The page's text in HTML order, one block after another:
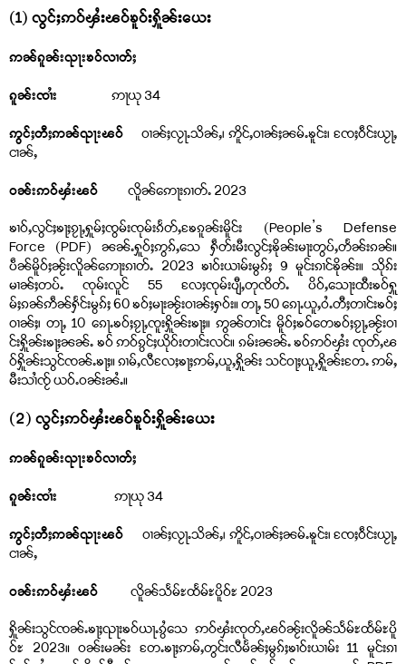
(1) လွင်ႈဢဝ်ၾႆးၽဝ်ၶူဝ်းႁိူၼ်းယေး
ဢၼ်ၵူၼ်းၺႃးၶဝ်လၢတ်ႈ
ၵူၼ်းၸၢႆး ဢႃယု 34
ဢွင်ႈတီႈဢၼ်ၺႃးၽဝ် ဝၢၼ်ႈလႂႃႉသိၼ်ႇ၊ ဢိူင်ႇဝၢၼ်ႈၼမ်ႉၶူင်း၊ ၸႄႈဝဵင်းယႂႃႇ
ငၢၼ်ႇ
ဝၼ်းဢဝ်ၾႆးၽဝ် လိူၼ်ဢေႃးၵၢတ်ႉ 2023
ၶၢဝ်ႇလွင်ႈၶႃႈၵႂႃႇႁူမ်ႈၸွမ်းၸုမ်းၵႅတ်ႇၶႄၵူၼ်းမိူင်း (People’s Defense
Force (PDF) ၼၼ်ႉႁူဝ်ႈဢွၵ်ႇသေ ႁဵတ်းမီးလွင်ႈၶိုၼ်းမႃးတွပ်ႇတႅၼ်းၵၼ်။
ပဵၼ်မိူဝ်ႈၼႂ်းလိူၼ်ဢေႃးၵၢတ်ႉ 2023 ၶၢဝ်းယၢမ်းမွၵ်ႈ 9 မူင်းၵၢင်ၶိုၼ်း။ သိုၵ်း
မၢၼ်ႈတပ်ႉ ၸုမ်းလူင် 55 လႄႈၸုမ်းပျီႇတုၸိတ်ႉ ပိဝ်ႇသေႃးထီးၶဝ်ႁူ
မ်ႈၵၼ်ဢဵၼ်ႁႅင်းမွၵ်ႈ 60 ၶဝ်ႈမႃးၼႂ်းဝၢၼ်ႈႁဝ်း။ တႃႇ 50 ၵေႃႉယူႇဝႆႉတီႈတၢင်းၶဝ်ႈ
ဝၢၼ်ႈ၊ တႃႇ 10 ၵေႃႉၶဝ်ႈၵႂႃႇၸူးႁိူၼ်းၶႃႈ။ ဢွၼ်တၢင်း မိူဝ်ႈၶဝ်တေၶဝ်ႈၵႂႃႇၼႂ်းဝၢ
င်းႁိူၼ်းၶႃႈၼၼ်ႉ ၶဝ် ဢဝ်ၵွင်ႈယိုဝ်းတၢင်းလင်။ ၵမ်းၼၼ်ႉ ၶဝ်ဢဝ်ၾႆး ၸုတ်ႇၽ
ဝ်ႁိူၼ်းသွင်ၸၼ်ႉၶႃႈ။ ၵၢမ်ႇလီလႄႈၶႃႈဢမ်ႇယူႇႁိူၼ်း သင်ဝႃႈယူႇႁိူၼ်းတႄႉ ဢမ်ႇ
မီးသၢႆၸႂ် ယဝ်ႉဝၼ်းၼႆႉ။
(2) လွင်ႈဢဝ်ၾႆးၽဝ်ၶူဝ်းႁိူၼ်းယေး
ဢၼ်ၵူၼ်းၺႃးၶဝ်လၢတ်ႈ
ၵူၼ်းၸၢႆး ဢႃယု 34
ဢွင်ႈတီႈဢၼ်ၺႃးၽဝ် ဝၢၼ်ႈလႂႃႉသိၼ်ႇ၊ ဢိူင်ႇဝၢၼ်ႈၼမ်ႉၶူင်း၊ ၸႄႈဝဵင်းယႂႃႇ
ငၢၼ်ႇ
ဝၼ်းဢဝ်ၾႆးၽဝ် လိူၼ်သႅမ်ႊထႅမ်ႊပိူဝ်ႊ 2023
ႁိူၼ်းသွင်ၸၼ်ႉၶႃႈၺႃးၶဝ်ယႃႉၵွႆသေ ဢဝ်ၾႆးၸုတ်ႇၽဝ်ၼႂ်းလိူၼ်သႅမ်ႊထႅမ်ႊပိူ
ဝ်ႊ 2023။ ဝၼ်းမၼ်း တႄႉၶႃႈဢမ်ႇတွင်းလီမႅၼ်ႈမွၵ်ႈၶၢဝ်းယၢမ်း 11 မူင်းၵၢ